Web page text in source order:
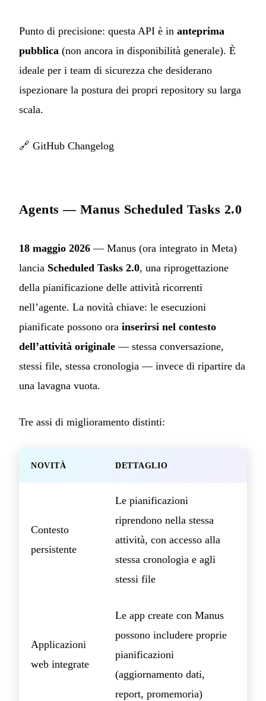
Punto di precisione: questa API è in anteprima
pubblica (non ancora in disponibilità generale). È
ideale per i team di sicurezza che desiderano
ispezionare la postura dei propri repository su larga
scala.
🔗 GitHub Changelog
Agents — Manus Scheduled Tasks 2.0
18 maggio 2026 — Manus (ora integrato in Meta)
lancia Scheduled Tasks 2.0, una riprogettazione
della pianificazione delle attività ricorrenti
nell’agente. La novità chiave: le esecuzioni
pianificate possono ora inserirsi nel contesto
dell’attività originale — stessa conversazione,
stessi file, stessa cronologia — invece di ripartire da
una lavagna vuota.
Tre assi di miglioramento distinti:
NOVITÀ DETTAGLIO
Contesto
persistente
Le pianificazioni
riprendono nella stessa
attività, con accesso alla
stessa cronologia e agli
stessi file
Applicazioni
web integrate
Le app create con Manus
possono includere proprie
pianificazioni
(aggiornamento dati,
report, promemoria)